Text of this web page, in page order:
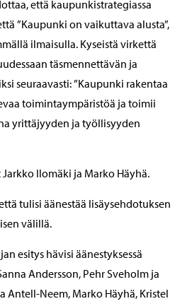
että kaupunkistrategiassa
”Kaupunki on vaikuttava alusta”,
ilmaisulla. Kyseistä virkettä
täsmennettävän ja
seuraavasti: ”Kaupunki rakentaa
toimintaympäristöä ja toimii
yrittäjyyden ja työllisyyden
Ilomäki ja Marko Häyhä.
tulisi äänestää lisäysehdotuksen
välillä.
esitys hävisi äänestyksessä
Andersson, Pehr Sveholm ja
Antell-Neem, Marko Häyhä, Kristel